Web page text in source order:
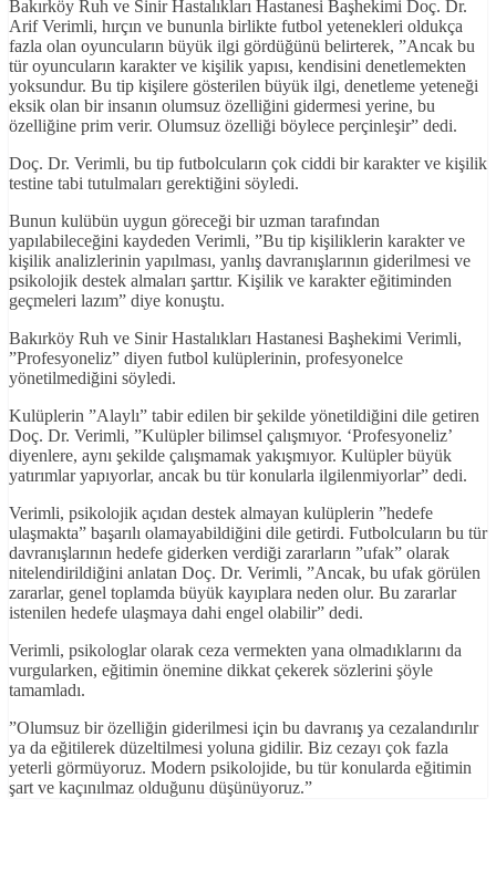
Bakırköy Ruh ve Sinir Hastalıkları Hastanesi Başhekimi Doç. Dr.
Arif Verimli, hırçın ve bununla birlikte futbol yetenekleri oldukça
fazla olan oyuncuların büyük ilgi gördüğünü belirterek, ”Ancak bu
tür oyuncuların karakter ve kişilik yapısı, kendisini denetlemekten
yoksundur. Bu tip kişilere gösterilen büyük ilgi, denetleme yeteneği
eksik olan bir insanın olumsuz özelliğini gidermesi yerine, bu
özelliğine prim verir. Olumsuz özelliği böylece perçinleşir” dedi.
Doç. Dr. Verimli, bu tip futbolcuların çok ciddi bir karakter ve kişilik
testine tabi tutulmaları gerektiğini söyledi.
Bunun kulübün uygun göreceği bir uzman tarafından
yapılabileceğini kaydeden Verimli, ”Bu tip kişiliklerin karakter ve
kişilik analizlerinin yapılması, yanlış davranışlarının giderilmesi ve
psikolojik destek almaları şarttır. Kişilik ve karakter eğitiminden
geçmeleri lazım” diye konuştu.
Bakırköy Ruh ve Sinir Hastalıkları Hastanesi Başhekimi Verimli,
”Profesyoneliz” diyen futbol kulüplerinin, profesyonelce
yönetilmediğini söyledi.
Kulüplerin ”Alaylı” tabir edilen bir şekilde yönetildiğini dile getiren
Doç. Dr. Verimli, ”Kulüpler bilimsel çalışmıyor. ‘Profesyoneliz’
diyenlere, aynı şekilde çalışmamak yakışmıyor. Kulüpler büyük
yatırımlar yapıyorlar, ancak bu tür konularla ilgilenmiyorlar” dedi.
Verimli, psikolojik açıdan destek almayan kulüplerin ”hedefe
ulaşmakta” başarılı olamayabildiğini dile getirdi. Futbolcuların bu tür
davranışlarının hedefe giderken verdiği zararların ”ufak” olarak
nitelendirildiğini anlatan Doç. Dr. Verimli, ”Ancak, bu ufak görülen
zararlar, genel toplamda büyük kayıplara neden olur. Bu zararlar
istenilen hedefe ulaşmaya dahi engel olabilir” dedi.
Verimli, psikologlar olarak ceza vermekten yana olmadıklarını da
vurgularken, eğitimin önemine dikkat çekerek sözlerini şöyle
tamamladı.
”Olumsuz bir özelliğin giderilmesi için bu davranış ya cezalandırılır
ya da eğitilerek düzeltilmesi yoluna gidilir. Biz cezayı çok fazla
yeterli görmüyoruz. Modern psikolojide, bu tür konularda eğitimin
şart ve kaçınılmaz olduğunu düşünüyoruz.”